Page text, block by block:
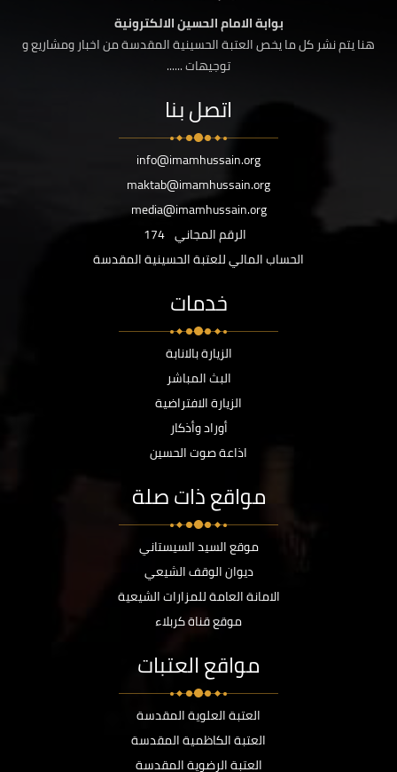
بوابة الامام الحسين الالكترونية
هنا يتم نشر كل ما يخص العتبة الحسينية المقدسة من اخبار ومشاريع و
توجيهات ......
اتصل بنا
info@imamhussain.org
maktab@imamhussain.org
media@imamhussain.org
الرقم المجاني 174
الحساب المالي للعتبة الحسينية المقدسة
خدمات
الزيارة بالانابة
البث المباشر
الزيارة الافتراضية
أوراد وأذكار
اذاعة صوت الحسين
مواقع ذات صلة
موقع السيد السيستاني
ديوان الوقف الشيعي
الامانة العامة للمزارات الشيعية
موقع قناة كربلاء
مواقع العتبات
العتبة العلوية المقدسة
العتبة الكاظمية المقدسة
العتبة الرضوية المقدسة